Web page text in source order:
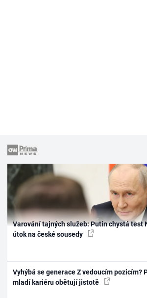
Varování tajných služeb: Putin chystá test
útok na české sousedy
Vyhýbá se generace Z vedoucím pozicím?
mladí kariéru obětují jistotě